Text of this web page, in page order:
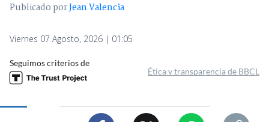
Publicado porJean Valencia
Viernes 07 Agosto, 2026 | 01:05
Seguimos criterios de
Ética y transparencia de BBCL